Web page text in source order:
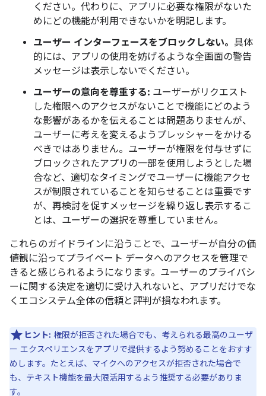
ください。代わりに、アプリに必要な権限がないた
めにどの機能が利用できないかを明記します。
ユーザー インターフェースをブロックしない。 具体
的には、アプリの使用を妨げるような全画面の警告
メッセージは表示しないでください。
ユーザーの意向を尊重する: ユーザーがリクエスト
した権限へのアクセスがないことで機能にどのよう
な影響があるかを伝えることは問題ありませんが、
ユーザーに考えを変えるようプレッシャーをかける
べきではありません。ユーザーが権限を付与せずに
ブロックされたアプリの一部を使用しようとした場
合など、適切なタイミングでユーザーに機能アクセ
スが制限されていることを知らせることは重要です
が、再検討を促すメッセージを繰り返し表示するこ
とは、ユーザーの選択を尊重していません。
これらのガイドラインに沿うことで、ユーザーが自分の価
値観に沿ってプライベート データへのアクセスを管理で
きると感じられるようになります。ユーザーのプライバシ
ーに関する決定を適切に受け入れないと、アプリだけでな
くエコシステム全体の信頼と評判が損なわれます。
ヒント: 権限が拒否された場合でも、考えられる最高のユーザ
ー エクスペリエンスをアプリで提供するよう努めることをおすす
めします。たとえば、マイクへのアクセスが拒否された場合で
も、テキスト機能を最大限活用するよう推奨する必要がありま
す。